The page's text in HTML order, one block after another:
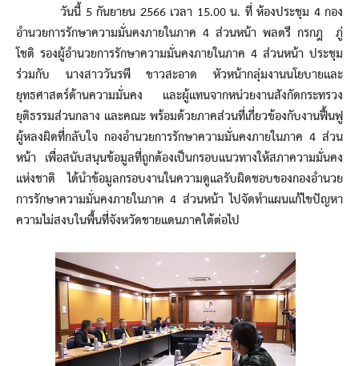
วันนี้ 5 กันยายน 2566 เวลา 15.00 น. ที่ ห้องประชุม 4 กอง
อำนวยการรักษาความมั่นคงภายในภาค 4 ส่วนหน้า พลตรี กรกฎ ภู่
โชติ รองผู้อำนวยการรักษาความมั่นคงภายในภาค 4 ส่วนหน้า ประชุม
ร่วมกับ นางสาววันรพี ขาวสะอาด หัวหน้ากลุ่มงานนโยบายและ
ยุทธศาสตร์ด้านความมั่นคง และผู้แทนจากหน่วยงานสังกัดกระทรวง
ยุติธรรมส่วนกลาง และคณะ พร้อมด้วยภาคส่วนที่เกี่ยวข้องกับงานฟื้นฟู
ผู้หลงผิดที่กลับใจ กองอำนวยการรักษาความมั่นคงภายในภาค 4 ส่วน
หน้า เพื่อสนับสนุนข้อมูลที่ถูกต้องเป็นกรอบแนวทางให้สภาความมั่นคง
แห่งชาติ ได้นำข้อมูลกรอบงานในความดูแลรับผิดชอบของกองอำนวย
การรักษาความมั่นคงภายในภาค 4 ส่วนหน้า ไปจัดทำแผนแก้ไขปัญหา
ความไม่สงบในพื้นที่จังหวัดชายแดนภาคใต้ต่อไป